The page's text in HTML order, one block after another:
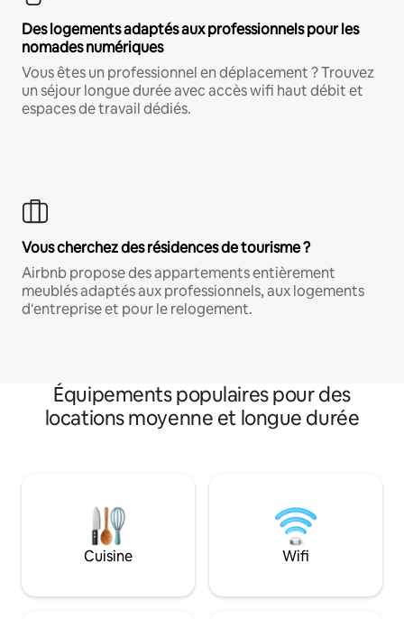
Des logements adaptés aux professionnels pour les
nomades numériques
Vous êtes un professionnel en déplacement ? Trouvez
un séjour longue durée avec accès wifi haut débit et
espaces de travail dédiés.
Vous cherchez des résidences de tourisme ?
Airbnb propose des appartements entièrement
meublés adaptés aux professionnels, aux logements
d'entreprise et pour le relogement.
Équipements populaires pour des
locations moyenne et longue durée
Cuisine Wifi